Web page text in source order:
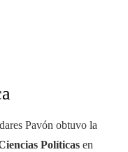
Pavón obtuvo la
Políticas en